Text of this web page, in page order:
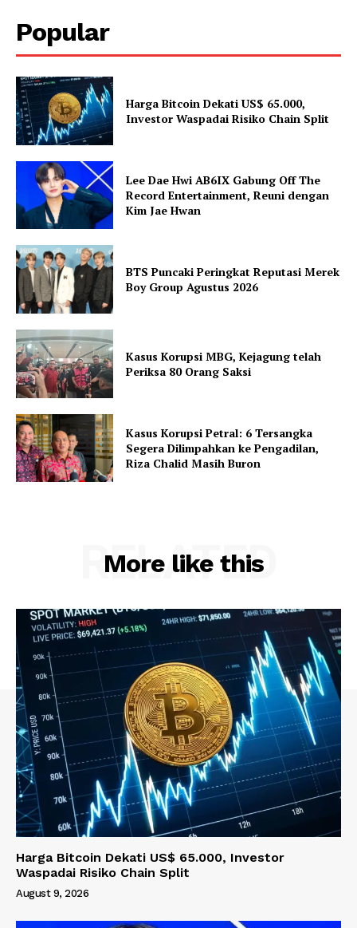
Popular
Harga Bitcoin Dekati US$ 65.000,
Investor Waspadai Risiko Chain Split
Lee Dae Hwi AB6IX Gabung Off The
Record Entertainment, Reuni dengan
Kim Jae Hwan
BTS Puncaki Peringkat Reputasi Merek
Boy Group Agustus 2026
Kasus Korupsi MBG, Kejagung telah
Periksa 80 Orang Saksi
Kasus Korupsi Petral: 6 Tersangka
Segera Dilimpahkan ke Pengadilan,
Riza Chalid Masih Buron
More like this
RELATED
Harga Bitcoin Dekati US$ 65.000, Investor
Waspadai Risiko Chain Split
August 9, 2026